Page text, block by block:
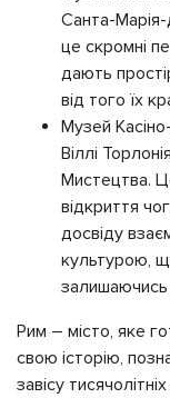
Санта-
це скромні
дають
від того їх
Музей
Віллі
Мистецтва.
відкриття
досвіду
культурою,
залишаючись
Рим – місто, яке
свою історію,
завісу